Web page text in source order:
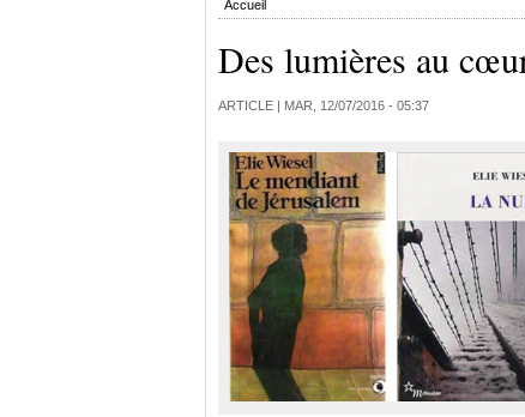
Accueil
Des lumières au
ARTICLE | MAR, 12/07/2016 - 05:37